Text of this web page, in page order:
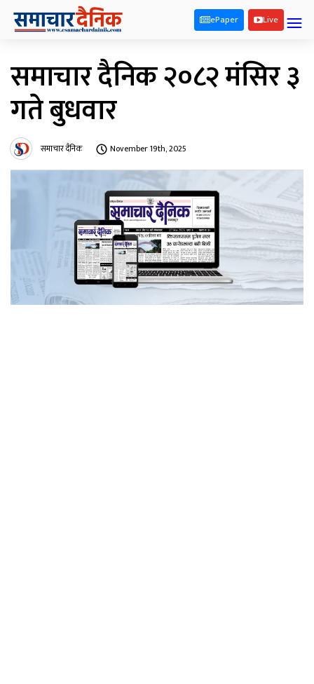
ePaper Live
समाचार दैनिक २०८२ मंसिर ३
गते बुधवार
समाचार दैनिक November 19th, 2025